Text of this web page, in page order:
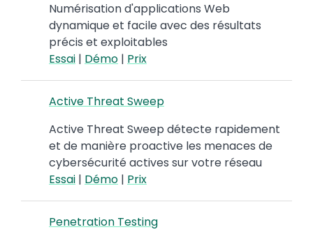
Numérisation d'applications Web
dynamique et facile avec des résultats
précis et exploitables
Essai | Démo | Prix
Active Threat Sweep
Active Threat Sweep détecte rapidement
et de manière proactive les menaces de
cybersécurité actives sur votre réseau
Essai | Démo | Prix
Penetration Testing